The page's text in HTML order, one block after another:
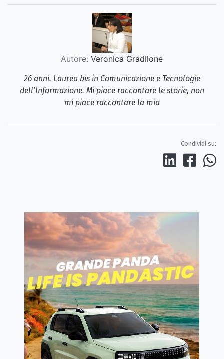
Autore: Veronica Gradilone
26 anni. Laurea bis in Comunicazione e Tecnologie
dell’Informazione. Mi piace raccontare le storie, non
mi piace raccontare la mia
Condividi su: